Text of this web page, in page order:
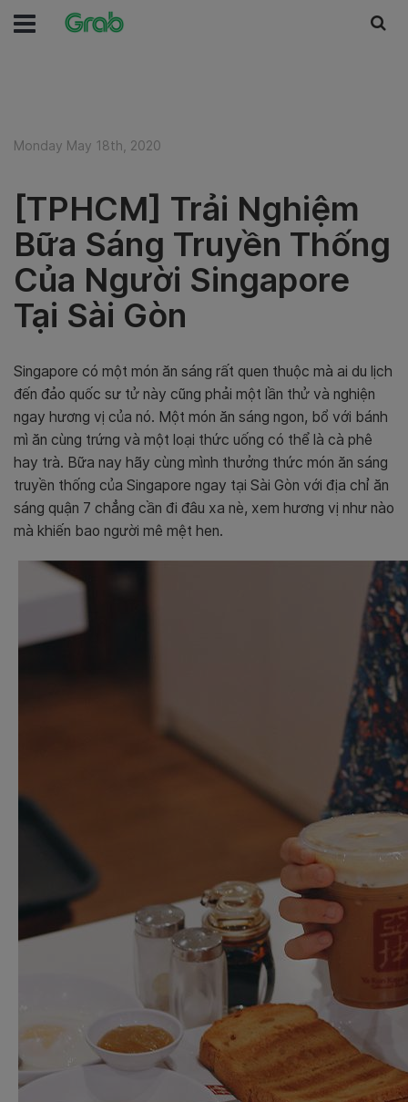
Monday May 18th, 2020
[TPHCM] Trải Nghiệm
Bữa Sáng Truyền Thống
Của Người Singapore
Tại Sài Gòn
Singapore có một món ăn sáng rất quen thuộc mà ai du lịch
đến đảo quốc sư tử này cũng phải một lần thử và nghiện
ngay hương vị của nó. Một món ăn sáng ngon, bổ với bánh
mì ăn cùng trứng và một loại thức uống có thể là cà phê
hay trà. Bữa nay hãy cùng mình thưởng thức món ăn sáng
truyền thống của Singapore ngay tại Sài Gòn với địa chỉ ăn
sáng quận 7 chẳng cần đi đâu xa nè, xem hương vị như nào
mà khiến bao người mê mệt hen.